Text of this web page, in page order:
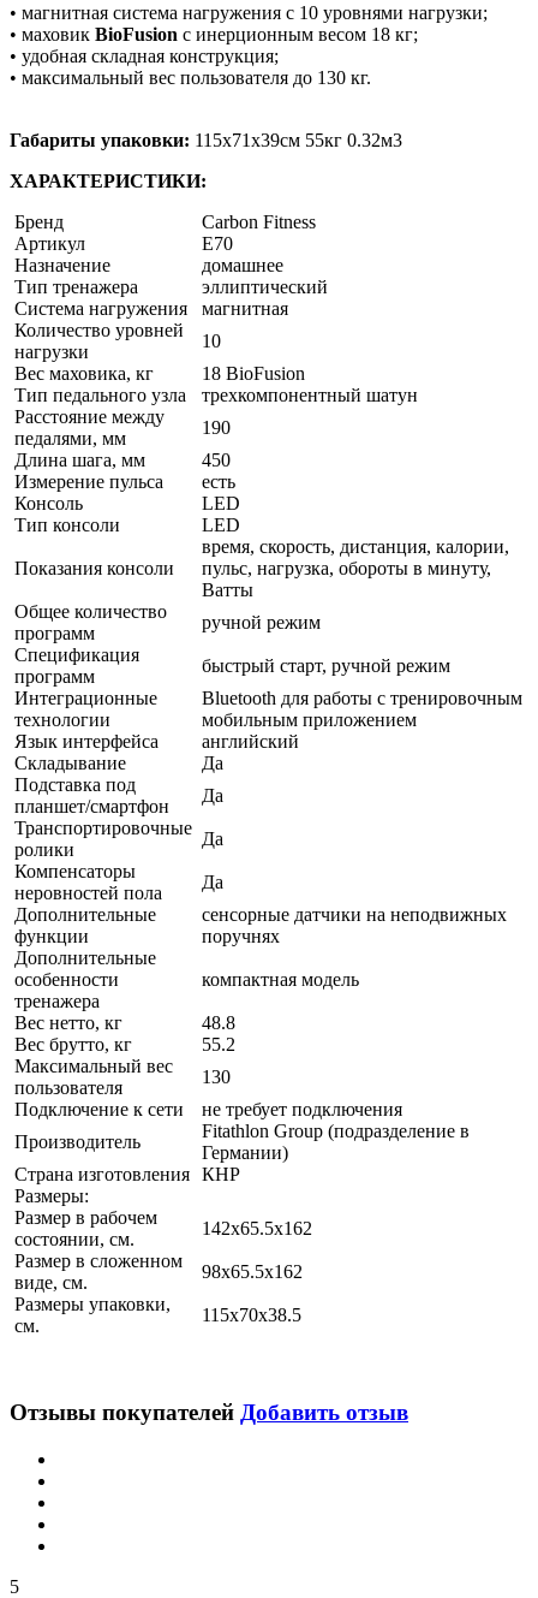
• магнитная система нагружения с 10 уровнями нагрузки;
• маховик BioFusion с инерционным весом 18 кг;
• удобная складная конструкция;
• максимальный вес пользователя до 130 кг.
Габариты упаковки: 115x71x39см 55кг 0.32м3
ХАРАКТЕРИСТИКИ:
Бренд
Carbon Fitness
Артикул
E70
Назначение
домашнее
Тип тренажера
эллиптический
Система нагружения
магнитная
Количество уровней
нагрузки
10
Вес маховика, кг
18 BioFusion
Тип педального узла
трехкомпонентный шатун
Расстояние между
педалями, мм
190
Длина шага, мм
450
Измерение пульса
есть
Консоль
LED
Тип консоли
LED
Показания консоли
время, скорость, дистанция, калории,
пульс, нагрузка, обороты в минуту,
Ватты
Общее количество
программ
ручной режим
Спецификация
программ
быстрый старт, ручной режим
Интеграционные
технологии
Bluetooth для работы с тренировочным
мобильным приложением
Язык интерфейса
английский
Складывание
Да
Подставка под
планшет/смартфон
Да
Транспортировочные
ролики
Да
Компенсаторы
неровностей пола
Да
Дополнительные
функции
сенсорные датчики на неподвижных
поручнях
Дополнительные
особенности
тренажера
компактная модель
Вес нетто, кг
48.8
Вес брутто, кг
55.2
Максимальный вес
пользователя
130
Подключение к сети
не требует подключения
Производитель
Fitathlon Group (подразделение в
Германии)
Страна изготовления КНР
Размеры:
Размер в рабочем
состоянии, см.
142х65.5x162
Размер в сложенном
виде, см.
98х65.5x162
Размеры упаковки,
см.
115х70x38.5
Отзывы покупателей Добавить отзыв
5